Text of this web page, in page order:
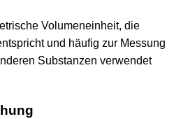
Volumeneinheit, die
und häufig zur Messung
Substanzen verwendet